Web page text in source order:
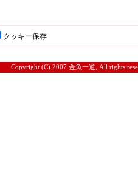
クッキー保存
Copyright (C) 2007 金魚一道, All rights